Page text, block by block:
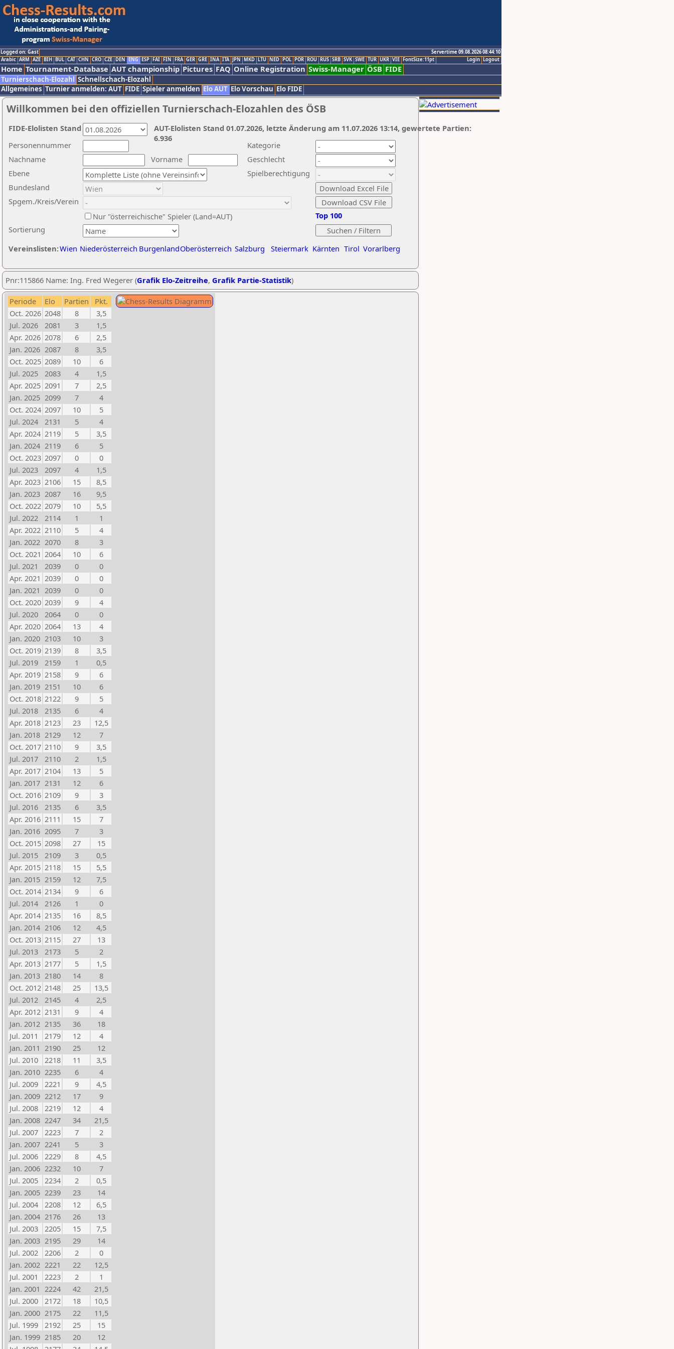
Logged on: Gast
Servertime 09.08.2026 08:44:10
Logout
Login
Arabic ARM AZE BIH BUL CAT CHN CRO CZE DEN ENG ESP FAI FIN FRA GER GRE INA ITA JPN MKD LTU NED POL POR ROU RUS SRB SVK SWE TUR UKR VIE FontSize:11pt
Home Tournament-Database AUT championship Pictures FAQ Online Registration Swiss-Manager ÖSB FIDE
Turnierschach-Elozahl Schnellschach-Elozahl
Allgemeines Turnier anmelden: AUT FIDE Spieler anmelden Elo AUT Elo Vorschau Elo FIDE
Willkommen bei den offiziellen Turnierschach-Elozahlen des ÖSB
Nachname
Vorname
Ebene
Kategorie
Sortierung
Personennummer
Bundesland
Spgem./Kreis/Verein
Geschlecht
Nur "österreichische" Spieler (Land=AUT)
Spielberechtigung
Vereinslisten:Wien Niederösterreich BurgenlandOberösterreich Salzburg Steiermark Kärnten Tirol Vorarlberg
Top 100
AUT-Elolisten Stand 01.07.2026, letzte Änderung am 11.07.2026 13:14, gewertete Partien:
6.936
FIDE-Elolisten Stand
Pnr:115866 Name: Ing. Fred Wegerer (Grafik Elo-Zeitreihe, Grafik Partie-Statistik)
Periode Elo Partien
Pkt.
Oct. 2026 2048 8
3,5
Jul. 2026
2081 3
1,5
Apr. 2026 2078 6
2,5
Jan. 2026 2087 8
3,5
Oct. 2025 2089 10
6
Jul. 2025
2083 4
1,5
Apr. 2025 2091 7
2,5
Jan. 2025 2099 7
4
Oct. 2024 2097 10
5
Jul. 2024
2131 5
4
Apr. 2024 2119 5
3,5
Jan. 2024 2119 6
5
Oct. 2023 2097 0
0
Jul. 2023
2097 4
1,5
Apr. 2023 2106 15
8,5
Jan. 2023 2087 16
9,5
Oct. 2022 2079 10
5,5
Jul. 2022
2114 1
1
Apr. 2022 2110 5
4
Jan. 2022 2070 8
3
Oct. 2021 2064 10
6
Jul. 2021
2039 0
0
Apr. 2021 2039 0
0
Jan. 2021 2039 0
0
Oct. 2020 2039 9
4
Jul. 2020
2064 0
0
Apr. 2020 2064 13
4
Jan. 2020 2103 10
3
Oct. 2019 2139 8
3,5
Jul. 2019
2159 1
0,5
Apr. 2019 2158 9
6
Jan. 2019 2151 10
6
Oct. 2018 2122 9
5
Jul. 2018
2135 6
4
Apr. 2018 2123 23
12,5
Jan. 2018 2129 12
7
Oct. 2017 2110 9
3,5
Jul. 2017
2110 2
1,5
Apr. 2017 2104 13
5
Jan. 2017 2131 12
6
Oct. 2016 2109 9
3
Jul. 2016
2135 6
3,5
Apr. 2016 2111 15
7
Jan. 2016 2095 7
3
Oct. 2015 2098 27
15
Jul. 2015
2109 3
0,5
Apr. 2015 2118 15
5,5
Jan. 2015 2159 12
7,5
Oct. 2014 2134 9
6
Jul. 2014
2126 1
0
Apr. 2014 2135 16
8,5
Jan. 2014 2106 12
4,5
Oct. 2013 2115 27
13
Jul. 2013
2173 5
2
Apr. 2013 2177 5
1,5
Jan. 2013 2180 14
8
Oct. 2012 2148 25
13,5
Jul. 2012
2145 4
2,5
Apr. 2012 2131 9
4
Jan. 2012 2135 36
18
Jul. 2011
2179 12
4
Jan. 2011 2190 25
12
Jul. 2010
2218 11
3,5
Jan. 2010 2235 6
4
Jul. 2009
2221 9
4,5
Jan. 2009 2212 17
9
Jul. 2008
2219 12
4
Jan. 2008 2247 34
21,5
Jul. 2007
2223 7
2
Jan. 2007 2241 5
3
Jul. 2006
2229 8
4,5
Jan. 2006 2232 10
7
Jul. 2005
2234 2
0,5
Jan. 2005 2239 23
14
Jul. 2004
2208 12
6,5
Jan. 2004 2176 26
13
Jul. 2003
2205 15
7,5
Jan. 2003 2195 29
14
Jul. 2002
2206 2
0
Jan. 2002 2221 22
12,5
Jul. 2001
2223 2
1
Jan. 2001 2224 42
21,5
Jul. 2000
2172 18
10,5
Jan. 2000 2175 22
11,5
Jul. 1999
2192 25
15
Jan. 1999 2185 20
12